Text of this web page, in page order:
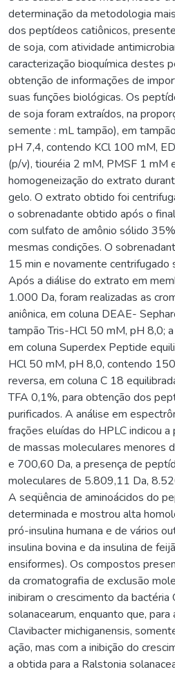
determinação da metodologia
dos peptídeos catiônicos,
de soja, com atividade
caracterização bioquímica destes
obtenção de informações de
suas funções biológicas. Os
de soja foram extraídos, na
semente : mL tampão), em
pH 7,4, contendo KCl 100 mM,
(p/v), tiouréia 2 mM, PMSF 1 mM
homogeneização do extrato
gelo. O extrato obtido foi
o sobrenadante obtido após o
com sulfato de amônio sólido
mesmas condições. O
15 min e novamente centrifugado
Após a diálise do extrato em
1.000 Da, foram realizadas as
aniônica, em coluna DEAE-
tampão Tris-HCl 50 mM, pH 8,0;
em coluna Superdex Peptide
HCl 50 mM, pH 8,0, contendo
reversa, em coluna C 18
TFA 0,1%, para obtenção dos
purificados. A análise em
frações eluídas do HPLC indicou
de massas moleculares menores
e 700,60 Da, a presença de
moleculares de 5.809,11 Da,
A seqüência de aminoácidos do
determinada e mostrou alta
pró-insulina humana e de vários
insulina bovina e da insulina de
ensiformes). Os compostos
da cromatografia de exclusão
inibiram o crescimento da
solanacearum, enquanto que,
Clavibacter michiganensis,
ação, mas com a inibição do
a obtida para a Ralstonia